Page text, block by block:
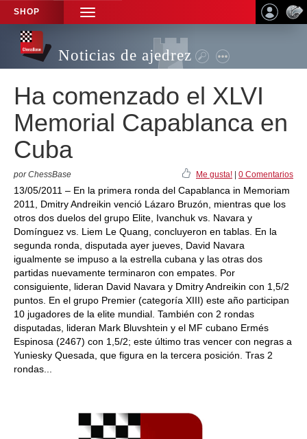
SHOP
TOGGLE
NAVIGATION
Noticias de ajedrez
Ha comenzado el XLVI
Memorial Capablanca en
Cuba
por ChessBase Me gusta! 0 Comentarios
13/05/2011 – En la primera ronda del Capablanca in Memoriam
2011, Dmitry Andreikin venció Lázaro Bruzón, mientras que los
otros dos duelos del grupo Elite, Ivanchuk vs. Navara y
Domínguez vs. Liem Le Quang, concluyeron en tablas. En la
segunda ronda, disputada ayer jueves, David Navara
igualmente se impuso a la estrella cubana y las otras dos
partidas nuevamente terminaron con empates. Por
consiguiente, lideran David Navara y Dmitry Andreikin con 1,5/2
puntos. En el grupo Premier (categoría XIII) este año participan
10 jugadores de la elite mundial. También con 2 rondas
disputadas, lideran Mark Bluvshtein y el MF cubano Ermés
Espinosa (2467) con 1,5/2; este último tras vencer con negras a
Yuniesky Quesada, que figura en la tercera posición. Tras 2
rondas...